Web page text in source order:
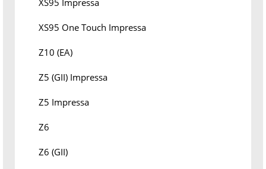
XS95 Impressa
XS95 One Touch Impressa
Z10 (EA)
Z5 (GII) Impressa
Z5 Impressa
Z6
Z6 (GII)